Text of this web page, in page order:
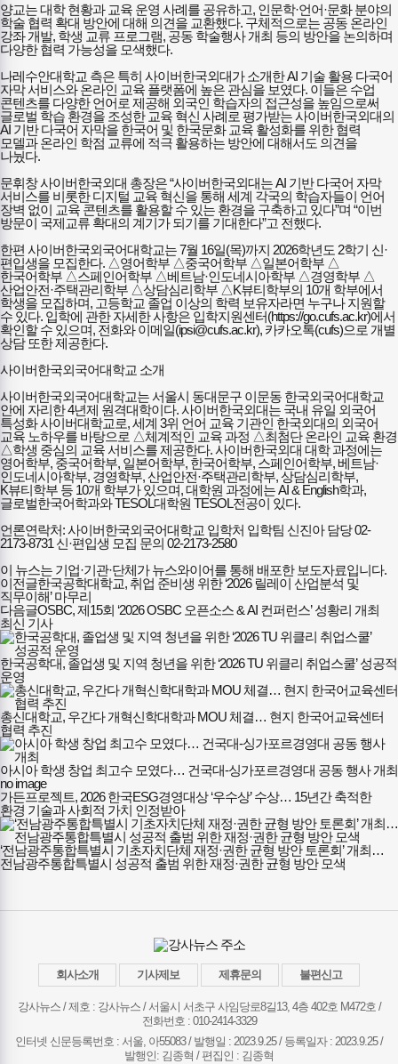
양교는 대학 현황과 교육 운영 사례를 공유하고, 인문학·언어·문화 분야의
학술 협력 확대 방안에 대해 의견을 교환했다. 구체적으로는 공동 온라인
강좌 개발, 학생 교류 프로그램, 공동 학술행사 개최 등의 방안을 논의하며
다양한 협력 가능성을 모색했다.
나레수안대학교 측은 특히 사이버한국외대가 소개한 AI 기술 활용 다국어
자막 서비스와 온라인 교육 플랫폼에 높은 관심을 보였다. 이들은 수업
콘텐츠를 다양한 언어로 제공해 외국인 학습자의 접근성을 높임으로써
글로벌 학습 환경을 조성한 교육 혁신 사례로 평가받는 사이버한국외대의
AI 기반 다국어 자막을 한국어 및 한국문화 교육 활성화를 위한 협력
모델과 온라인 학점 교류에 적극 활용하는 방안에 대해서도 의견을
나눴다.
문휘창 사이버한국외대 총장은 “사이버한국외대는 AI 기반 다국어 자막
서비스를 비롯한 디지털 교육 혁신을 통해 세계 각국의 학습자들이 언어
장벽 없이 교육 콘텐츠를 활용할 수 있는 환경을 구축하고 있다”며 “이번
방문이 국제교류 확대의 계기가 되기를 기대한다”고 전했다.
한편 사이버한국외국어대학교는 7월 16일(목)까지 2026학년도 2학기 신·
편입생을 모집한다. △영어학부 △중국어학부 △일본어학부 △
한국어학부 △스페인어학부 △베트남·인도네시아학부 △경영학부 △
산업안전·주택관리학부 △상담심리학부 △K뷰티학부의 10개 학부에서
학생을 모집하며, 고등학교 졸업 이상의 학력 보유자라면 누구나 지원할
수 있다. 입학에 관한 자세한 사항은 입학지원센터(https://go.cufs.ac.kr)에서
확인할 수 있으며, 전화와 이메일(ipsi@cufs.ac.kr), 카카오톡(cufs)으로 개별
상담 또한 제공한다.
사이버한국외국어대학교 소개
사이버한국외국어대학교는 서울시 동대문구 이문동 한국외국어대학교
안에 자리한 4년제 원격대학이다. 사이버한국외대는 국내 유일 외국어
특성화 사이버대학교로, 세계 3위 언어 교육 기관인 한국외대의 외국어
교육 노하우를 바탕으로 △체계적인 교육 과정 △최첨단 온라인 교육 환경
△학생 중심의 교육 서비스를 제공한다. 사이버한국외대 대학 과정에는
영어학부, 중국어학부, 일본어학부, 한국어학부, 스페인어학부, 베트남·
인도네시아학부, 경영학부, 산업안전·주택관리학부, 상담심리학부,
K뷰티학부 등 10개 학부가 있으며, 대학원 과정에는 AI & English학과,
글로벌한국어학과와 TESOL대학원 TESOL전공이 있다.
언론연락처: 사이버한국외국어대학교 입학처 입학팀 신진아 담당 02-
2173-8731 신·편입생 모집 문의 02-2173-2580
이 뉴스는 기업·기관·단체가 뉴스와이어를 통해 배포한 보도자료입니다.
이전글한국공학대학교, 취업 준비생 위한 ‘2026 릴레이 산업분석 및
직무이해’ 마무리
다음글OSBC, 제15회 ‘2026 OSBC 오픈소스 & AI 컨퍼런스’ 성황리 개최
최신 기사
한국공학대, 졸업생 및 지역 청년을 위한 ‘2026 TU 위클리 취업스쿨’ 성공적
운영
총신대학교, 우간다 개혁신학대학과 MOU 체결… 현지 한국어교육센터
협력 추진
아시아 학생 창업 최고수 모였다… 건국대-싱가포르경영대 공동 행사 개최
no image
가든프로젝트, 2026 한국ESG경영대상 ‘우수상’ 수상… 15년간 축적한
환경 기술과 사회적 가치 인정받아
‘전남광주통합특별시 기초자치단체 재정·권한 균형 방안 토론회’ 개최…
전남광주통합특별시 성공적 출범 위한 재정·권한 균형 방안 모색
회사소개 기사제보 제휴문의 불편신고
강사뉴스 / 제호 : 강사뉴스 /서울시 서초구 사임당로8길13, 4층 402호 M472호 /
전화번호 : 010-2414-3329
인터넷 신문등록번호 : 서울, 아55083 / 발행일 : 2023.9.25 / 등록일자 : 2023.9.25 /
발행인: 김종혁 / 편집인 : 김종혁